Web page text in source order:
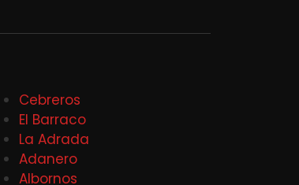
Cebreros
El Barraco
La Adrada
Adanero
Albornos